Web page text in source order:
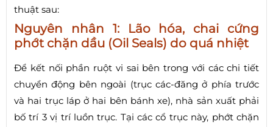
thuật sau:
Nguyên nhân 1: Lão hóa, chai cứng
phớt chặn dầu (Oil Seals) do quá nhiệt
Để kết nối phần ruột vi sai bên trong với các chi tiết
chuyển động bên ngoài (trục các-đăng ở phía trước
và hai trục láp ở hai bên bánh xe), nhà sản xuất phải
bố trí 3 vị trí luồn trục. Tại các cổ trục này, phớt chặn